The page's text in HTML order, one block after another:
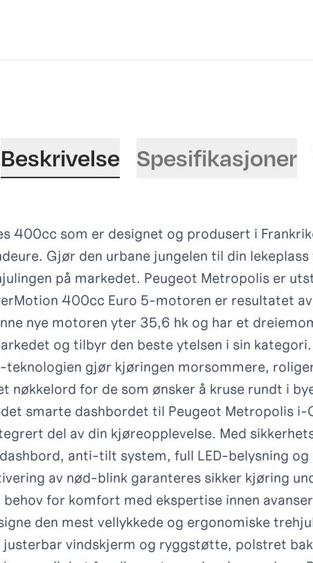
Beskrivelse Spesifikasjoner
400cc som er designet og produsert i
Gjør den urbane jungelen til din
på markedet. Peugeot Metropolis er
400cc Euro 5-motoren er resultatet
nye motoren yter 35,6 hk og har et
og tilbyr den beste ytelsen i sin
teknologien gjør kjøringen morsommere,
nøkkelord for de som ønsker å kruse rundt i
smarte dashbordet til Peugeot Metropolis
del av din kjøreopplevelse. Med
anti-tilt system, full LED-belysning
av nød-blink garanteres sikker kjøring
for komfort med ekspertise innen
den mest vellykkede og ergonomiske
vindskjerm og ryggstøtte, polstret